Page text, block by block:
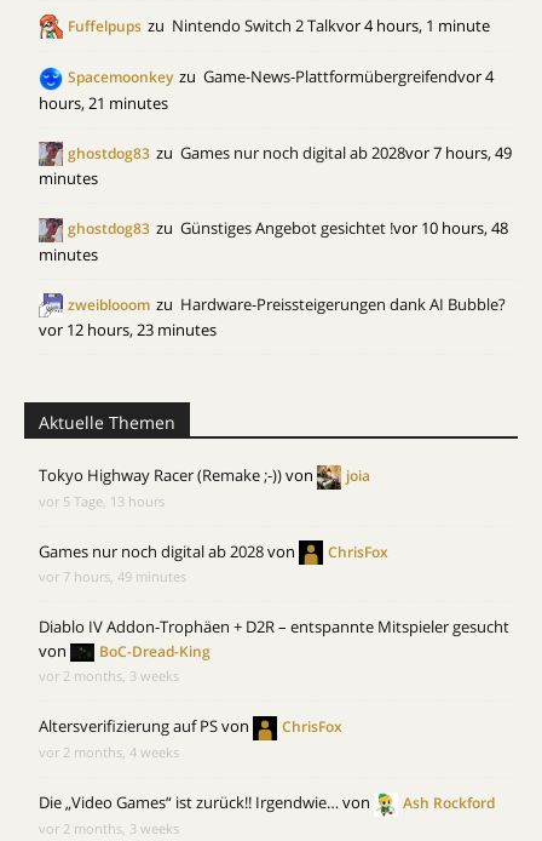
Fuffelpups zu Nintendo Switch 2 Talkvor 4 hours, 1 minute
Spacemoonkey zu Game-News-Plattformübergreifendvor 4
hours, 21 minutes
ghostdog83 zu Games nur noch digital ab 2028vor 7 hours, 49
minutes
ghostdog83 zu Günstiges Angebot gesichtet !vor 10 hours, 48
minutes
zweiblooom zu Hardware-Preissteigerungen dank AI Bubble?
vor 12 hours, 23 minutes
Aktuelle Themen
Tokyo Highway Racer (Remake ;-))von joia
vor 5 Tage, 13 hours
Games nur noch digital ab 2028von ChrisFox
vor 7 hours, 49 minutes
Diablo IV Addon-Trophäen + D2R – entspannte Mitspieler gesucht
von
BoC-Dread-King
vor 2 months, 3 weeks
Altersverifizierung auf PSvon ChrisFox
vor 2 months, 4 weeks
Die „Video Games“ ist zurück!! Irgendwie…von Ash Rockford
vor 2 months, 3 weeks